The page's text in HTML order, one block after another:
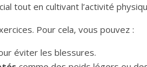
tout en cultivant l’activité
Pour cela, vous pouvez :
éviter les blessures.